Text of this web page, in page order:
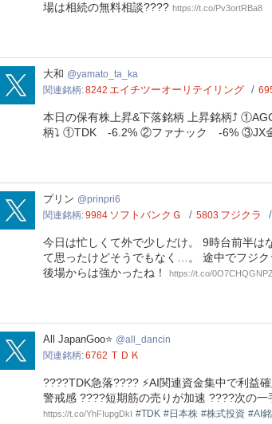
場は相続の無料相談???? https://t.co/Pv3ortRBa8
yamato_ta_ka
大和 yamato_ta_ka
関連銘柄 8242 エイチツーオーリテイリング
本日の保有株上昇&下落銘柄 上昇銘柄⤴️
柄⤵️ ①TDK -6.2% ②ファナック -6%
prinpri6
プリン prinpri6
関連銘柄 9984 ソフトバンクＧ 5803 フジクラ
今日は忙しくて外で少しだけ。 9時台前半は
て思ったけどそうでもなく…。 途中でフジ
後場からは強かったね！
https://t.co/0O7CHQGNPZ
all_dancin
All JapanGoo⭐️ all_dancin
関連銘柄 6762 ＴＤＫ
????TDK急落???? ⚡AI関連資金集中で利益
警戒感 ????短期筋の売りが加速 ????次の
https://t.co/YhFIupgDkI #TDK #日本株 #株式投資 #AI